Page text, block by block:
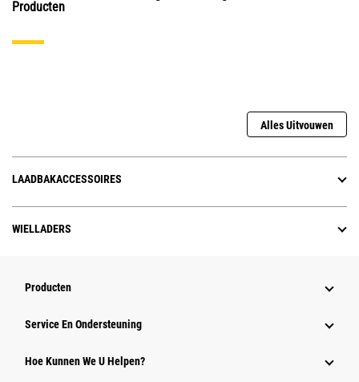
Producten
Alles Uitvouwen
LAADBAKACCESSOIRES
WIELLADERS
Producten
Service En Ondersteuning
Hoe Kunnen We U Helpen?